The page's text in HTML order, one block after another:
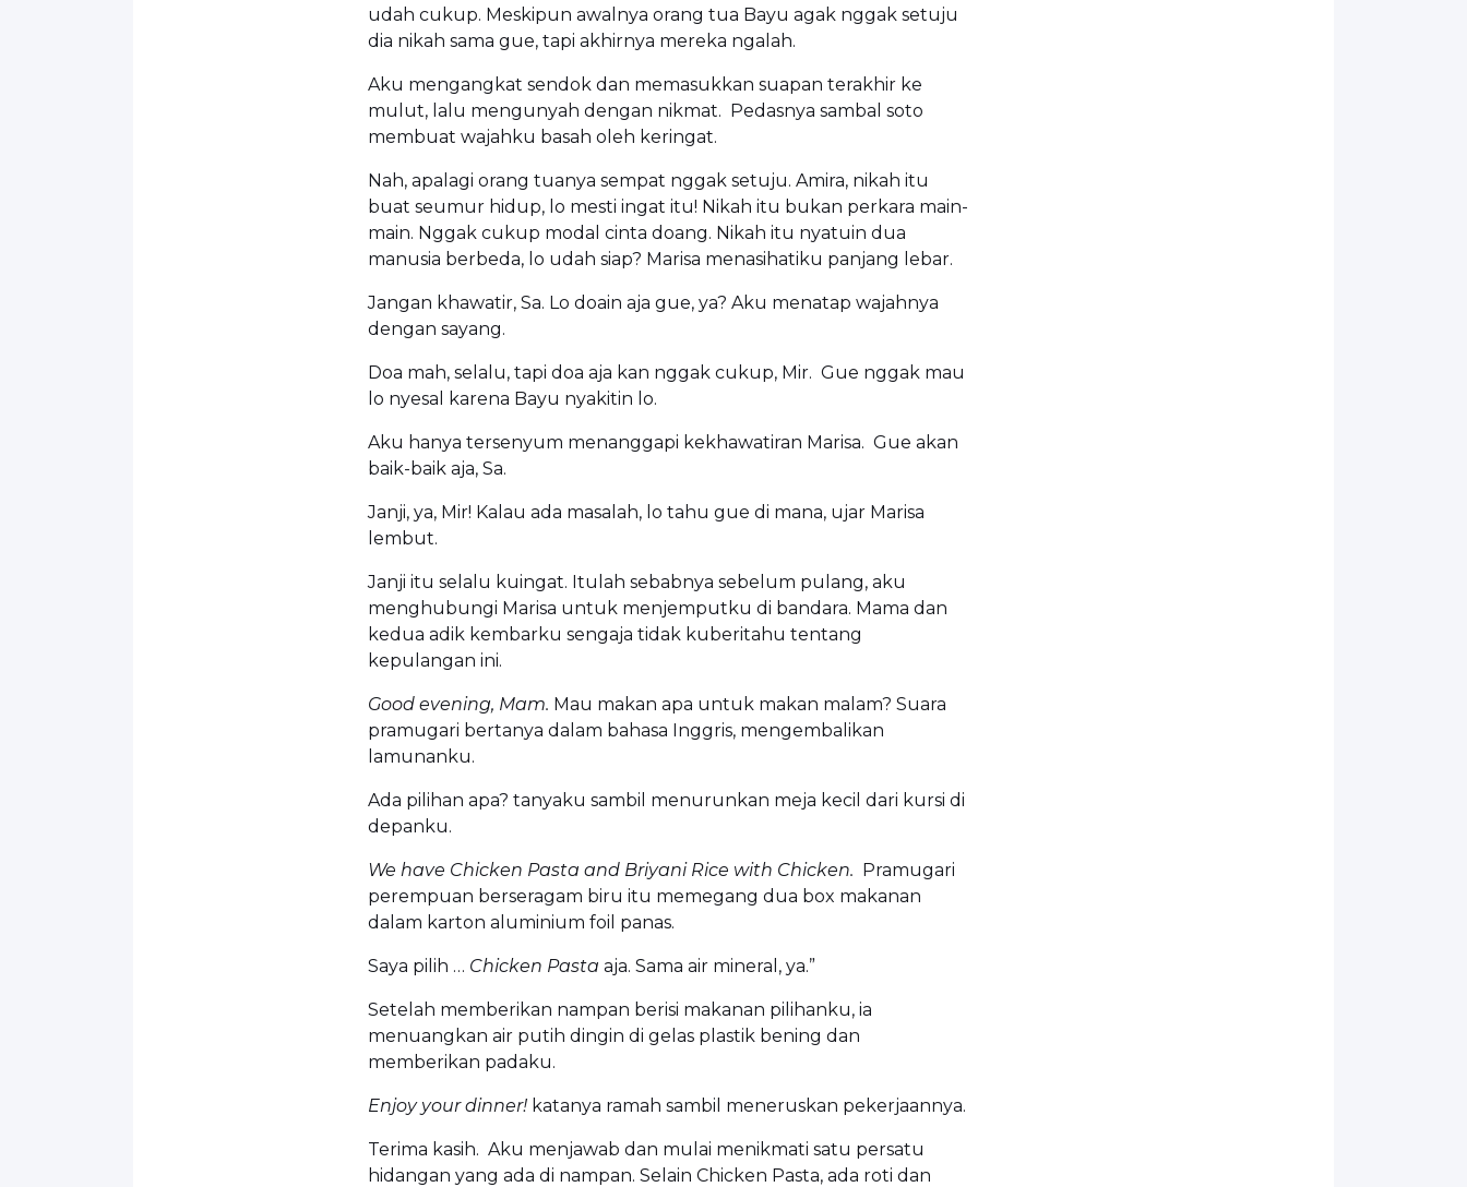
udah cukup. Meskipun awalnya orang tua Bayu agak nggak setuju
dia nikah sama gue, tapi akhirnya mereka ngalah.
Aku mengangkat sendok dan memasukkan suapan terakhir ke
mulut, lalu mengunyah dengan nikmat. Pedasnya sambal soto
membuat wajahku basah oleh keringat.
Nah, apalagi orang tuanya sempat nggak setuju. Amira, nikah itu
buat seumur hidup, lo mesti ingat itu! Nikah itu bukan perkara main-
main. Nggak cukup modal cinta doang. Nikah itu nyatuin dua
manusia berbeda, lo udah siap? Marisa menasihatiku panjang lebar.
Jangan khawatir, Sa. Lo doain aja gue, ya? Aku menatap wajahnya
dengan sayang.
Doa mah, selalu, tapi doa aja kan nggak cukup, Mir. Gue nggak mau
lo nyesal karena Bayu nyakitin lo.
Aku hanya tersenyum menanggapi kekhawatiran Marisa. Gue akan
baik-baik aja, Sa.
Janji, ya, Mir! Kalau ada masalah, lo tahu gue di mana, ujar Marisa
lembut.
Janji itu selalu kuingat. Itulah sebabnya sebelum pulang, aku
menghubungi Marisa untuk menjemputku di bandara. Mama dan
kedua adik kembarku sengaja tidak kuberitahu tentang
kepulangan ini.
Good evening, Mam. Mau makan apa untuk makan malam? Suara
pramugari bertanya dalam bahasa Inggris, mengembalikan
lamunanku.
Ada pilihan apa? tanyaku sambil menurunkan meja kecil dari kursi di
depanku.
We have Chicken Pasta and Briyani Rice with Chicken. Pramugari
perempuan berseragam biru itu memegang dua box makanan
dalam karton aluminium foil panas.
Saya pilih … Chicken Pasta aja. Sama air mineral, ya.”
Setelah memberikan nampan berisi makanan pilihanku, ia
menuangkan air putih dingin di gelas plastik bening dan
memberikan padaku.
Enjoy your dinner! katanya ramah sambil meneruskan pekerjaannya.
Terima kasih. Aku menjawab dan mulai menikmati satu persatu
hidangan yang ada di nampan. Selain Chicken Pasta, ada roti dan